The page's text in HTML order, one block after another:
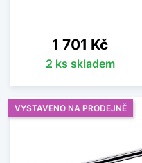
Cena
1 701 Kč
2 ks skladem
VYSTAVENO NA PRODEJNĚ